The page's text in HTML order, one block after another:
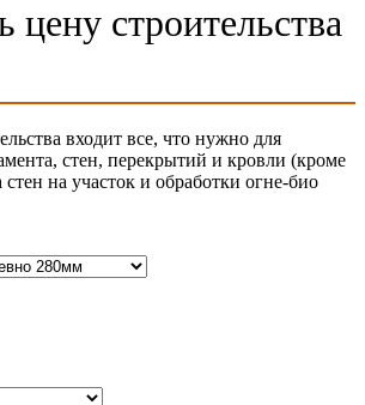
цену строительства
входит все, что нужно для
стен, перекрытий и кровли (кроме
стен на участок и обработки огне-био